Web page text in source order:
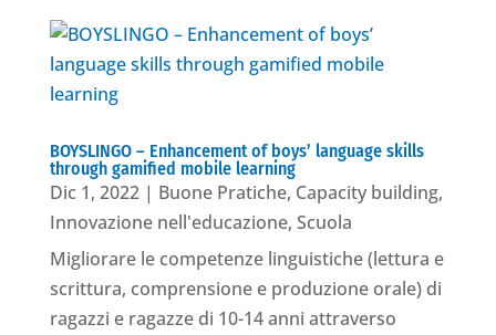
BOYSLINGO – Enhancement of boys’ language skills
through gamified mobile learning
Dic 1, 2022| Buone Pratiche, Capacity building,
Innovazione nell'educazione, Scuola
Migliorare le competenze linguistiche (lettura e
scrittura, comprensione e produzione orale) di
ragazzi e ragazze di 10-14 anni attraverso